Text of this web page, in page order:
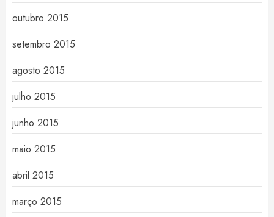
outubro 2015
setembro 2015
agosto 2015
julho 2015
junho 2015
maio 2015
abril 2015
março 2015